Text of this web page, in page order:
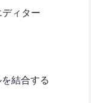
ィター
結合する